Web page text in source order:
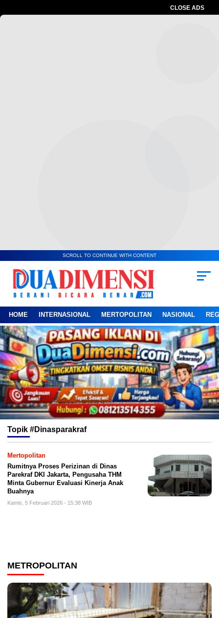
CLOSE ADS
SCROLL TO CONTINUE WITH CONTENT
HOME INTERNASIONAL MERTOPOLITAN NASIONAL
Topik #dinasparakraf
Mertopolitan
Rumitnya Proses Perizinan di Dinas
Parekraf DKI Jakarta, Pengusaha THM
Minta Gubernur Evaluasi Kinerja Anak
Buahnya
Kamis, 5 Februari 2026 - 15:38 WIB
METROPOLITAN